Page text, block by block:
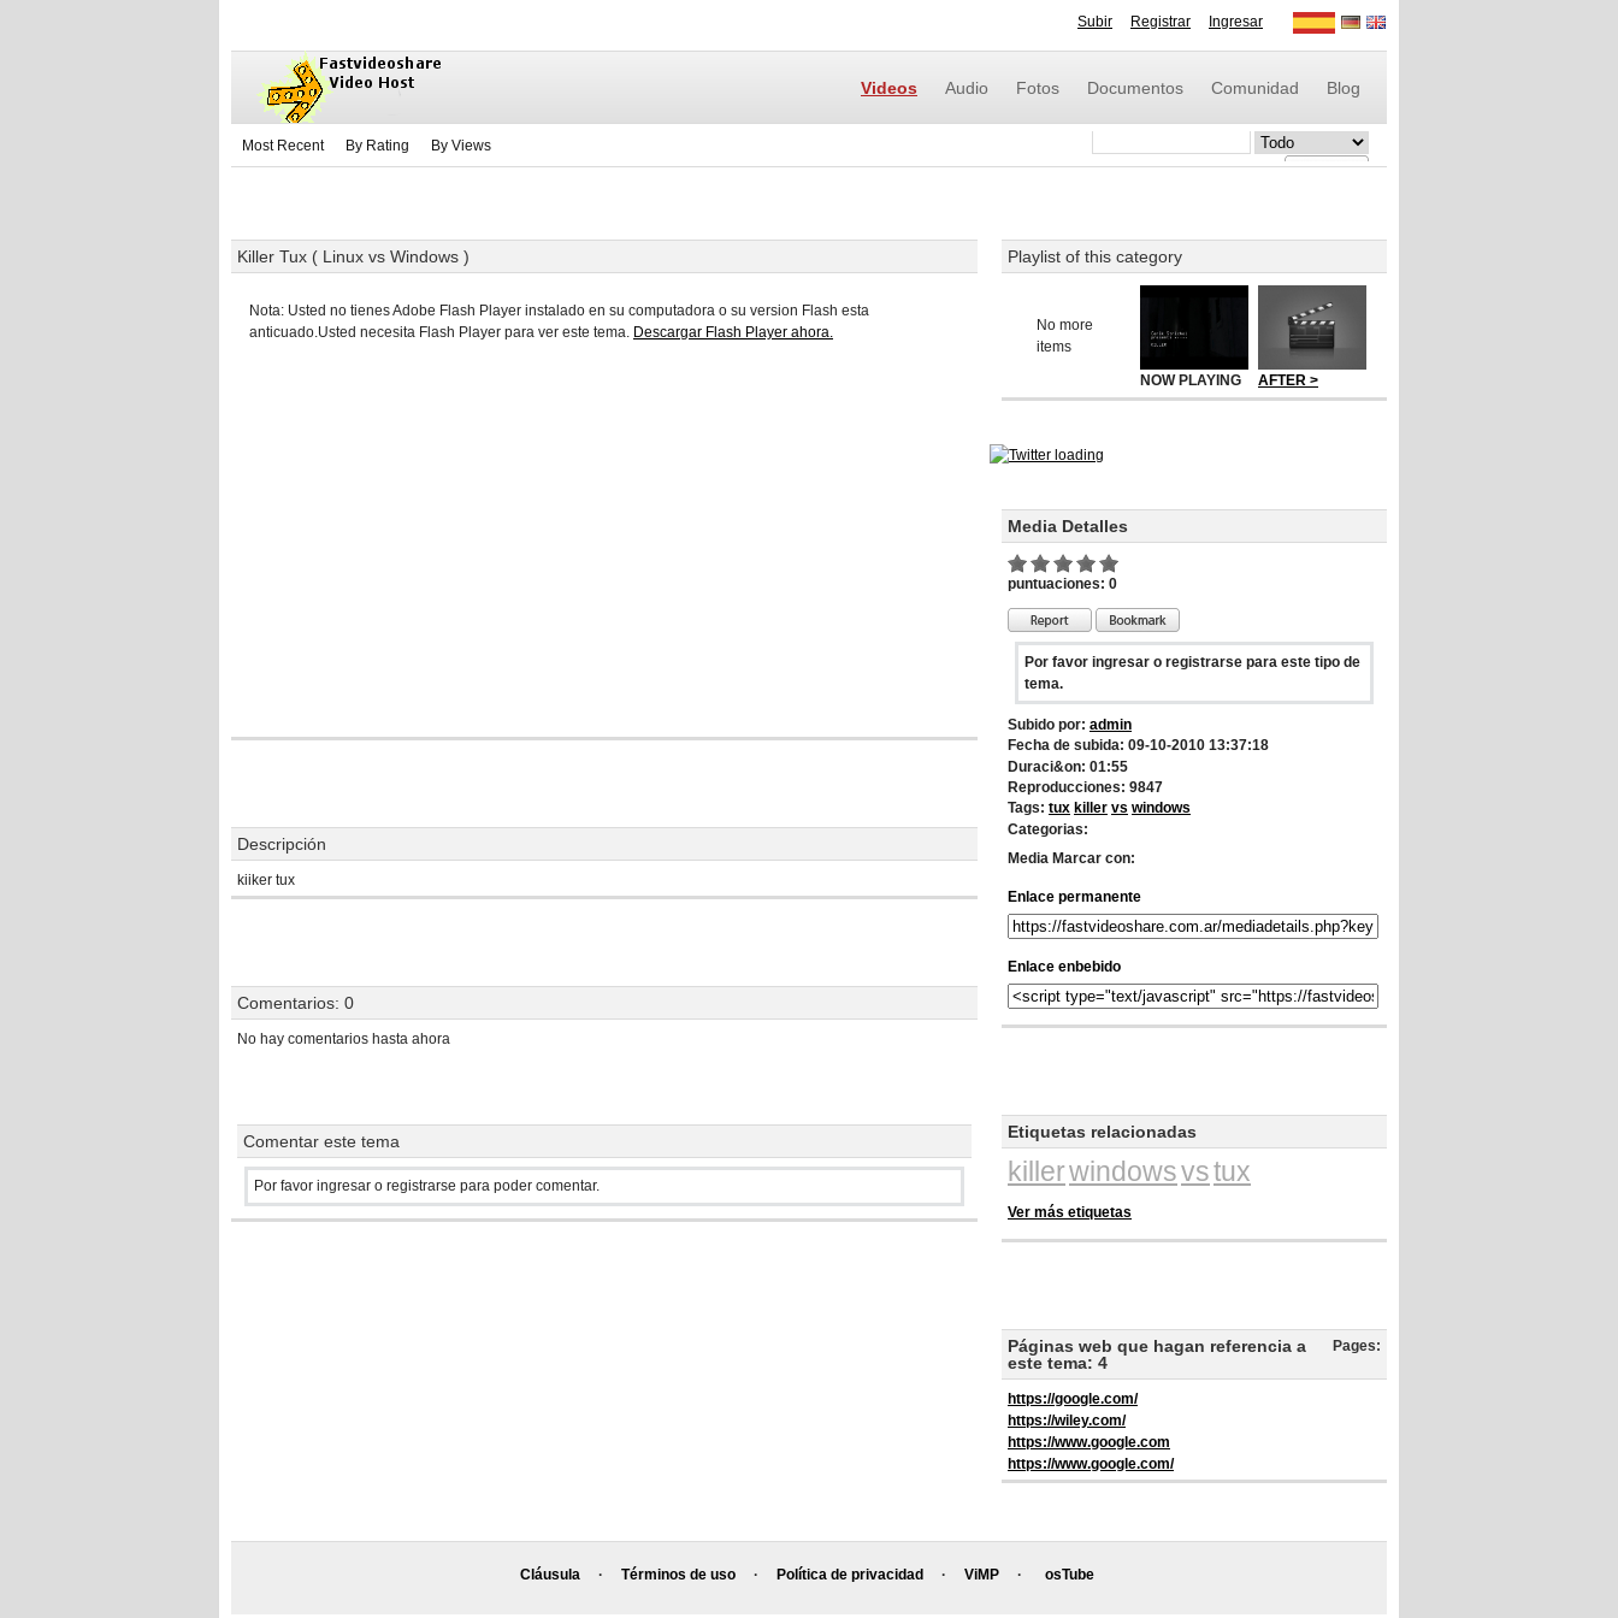
Subir Registrar Ingresar
Videos Audio Fotos Documentos Comunidad Blog
Most Recent By Rating By Views
Killer Tux ( Linux vs Windows )
Nota: Usted no tienes Adobe Flash Player instalado en su computadora o su version Flash esta
anticuado.Usted necesita Flash Player para ver este tema. Descargar Flash Player ahora.
Descripción
kiiker tux
Comentarios: 0
No hay comentarios hasta ahora
Comentar este tema
Por favor ingresar o registrarse para poder comentar.
Playlist of this category
No more
items
NOW PLAYING
AFTER >
Media Detalles
puntuaciones: 0
Por favor ingresar o registrarse para este tipo de
tema.
Subido por: admin
Fecha de subida: 09-10-2010 13:37:18
Duraci&on: 01:55
Reproducciones: 9847
Tags: tux killer vs windows
Categorias:
Media Marcar con:
Enlace permanente
Enlace enbebido
Etiquetas relacionadas
killerwindowsvstux
Ver más etiquetas
Pages:
Páginas web que hagan referencia a
este tema: 4
https://google.com/
https://wiley.com/
https://www.google.com
https://www.google.com/
Cláusula · Términos de uso · Política de privacidad · ViMP · osTube